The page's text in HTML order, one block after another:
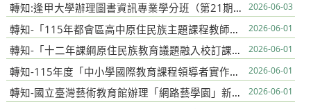
轉知:逢甲大學辦理圖書資訊專業學分班（第21期），敬請校教師及行政人員踴躍參加 2026-06-03
轉知-「115年都會區高中原住民族主題課程教師交流工作坊II」 2026-06-01
轉知-「十二年課綱原住民族教育議題融入校訂課程推廣計畫」社會領域「原住民族時事議題」系列講座 2026-06-01
轉知-115年度「中小學國際教育課程領導者實作工作坊」 2026-06-01
轉知-國立臺灣藝術教育館辦理「網路藝學園」新製作數位課程 2026-06-01